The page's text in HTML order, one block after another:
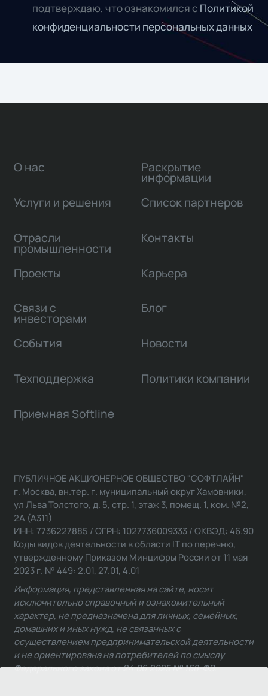
подтверждаю, что ознакомился с Политикой
конфиденциальности персональных данных
О нас
Услуги и решения
Отрасли
промышленности
Проекты
Связи с
инвесторами
Раскрытие
информации
Список партнеров
Контакты
Карьера
Блог
События Новости
Техподдержка Политики компании
Приемная Softline
ПУБЛИЧНОЕ АКЦИОНЕРНОЕ ОБЩЕСТВО "СОФТЛАЙН"
г. Москва, вн.тер. г. муниципальный округ Хамовники,
ул Льва Толстого, д. 5, стр. 1, этаж 3, помещ. 1, ком. №2,
2А (А311)
ИНН: 7736227885 / ОГРН: 1027736009333 / ОКВЭД: 46.90
Коды видов деятельности в области IT по перечню,
утвержденному Приказом Минцифры России от 11 мая
2023 г. № 449: 2.01, 27.01, 4.01
Информация, представленная на сайте, носит
исключительно справочный и ознакомительный
характер, не предназначена для личных, семейных,
домашних и иных нужд, не связанных с
осуществлением предпринимательской деятельности
и не ориентирована на потребителей по смыслу
Федерального закона от 24.06.2025 № 168-ФЗ.